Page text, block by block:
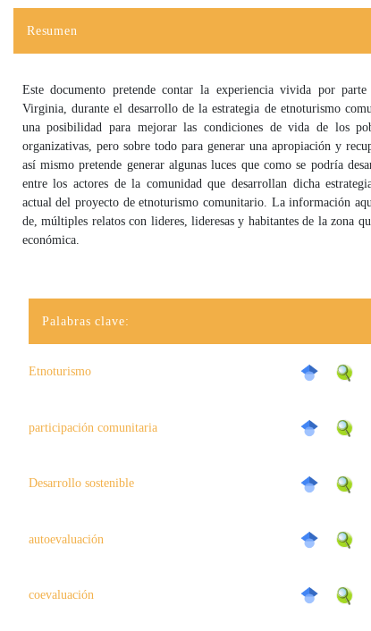
Resumen
Este documento pretende contar la experiencia vivida por
Virginia, durante el desarrollo de la estrategia de etnoturismo
una posibilidad para mejorar las condiciones de vida de los
organizativas, pero sobre todo para generar una apropiación y
así mismo pretende generar algunas luces que como se podría
entre los actores de la comunidad que desarrollan dicha
actual del proyecto de etnoturismo comunitario. La información
de, múltiples relatos con lideres, lideresas y habitantes de la zona
económica.
Palabras clave:
Etnoturismo
participación comunitaria
Desarrollo sostenible
autoevaluación
coevaluación